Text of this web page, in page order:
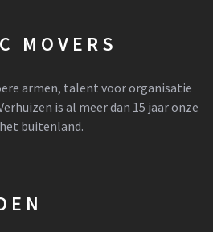
MOVERS
armen, talent voor organisatie
is al meer dan 15 jaar onze
buitenland.